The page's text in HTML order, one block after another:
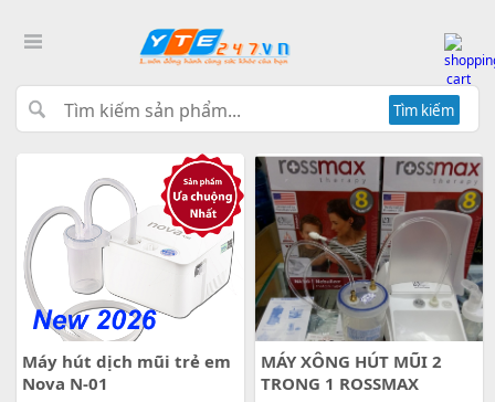
Tìm kiếm
Máy hút dịch mũi trẻ em
Nova N-01
MÁY XÔNG HÚT MŨI 2
TRONG 1 ROSSMAX